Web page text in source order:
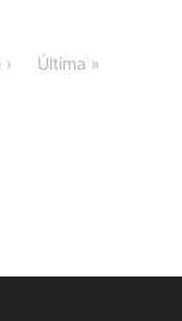
Última »